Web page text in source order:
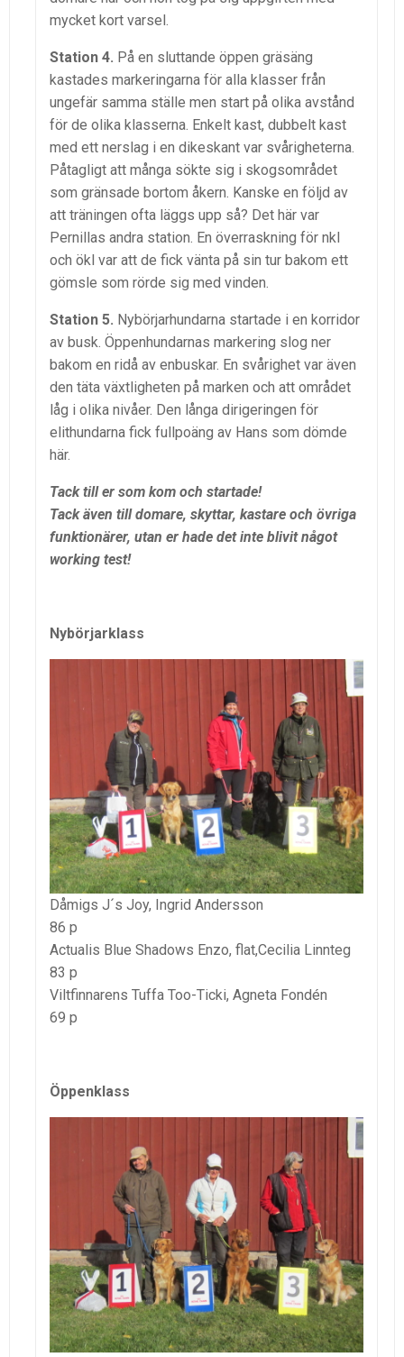
mycket kort varsel.
Station 4. På en sluttande öppen gräsäng
kastades markeringarna för alla klasser från
ungefär samma ställe men start på olika avstånd
för de olika klasserna. Enkelt kast, dubbelt kast
med ett nerslag i en dikeskant var svårigheterna.
Påtagligt att många sökte sig i skogsområdet
som gränsade bortom åkern. Kanske en följd av
att träningen ofta läggs upp så? Det här var
Pernillas andra station. En överraskning för nkl
och ökl var att de fick vänta på sin tur bakom ett
gömsle som rörde sig med vinden.
Station 5. Nybörjarhundarna startade i en korridor
av busk. Öppenhundarnas markering slog ner
bakom en ridå av enbuskar. En svårighet var även
den täta växtligheten på marken och att området
låg i olika nivåer. Den långa dirigeringen för
elithundarna fick fullpoäng av Hans som dömde
här.
Tack till er som kom och startade!
Tack även till domare, skyttar, kastare och övriga
funktionärer, utan er hade det inte blivit något
working test!
Nybörjarklass
Dåmigs J´s Joy, Ingrid Andersson
86 p
Actualis Blue Shadows Enzo, flat,Cecilia Linnteg
83 p
Viltfinnarens Tuffa Too-Ticki, Agneta Fondén
69 p
Öppenklass